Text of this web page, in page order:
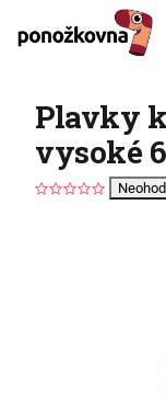
Plavky
vysoké